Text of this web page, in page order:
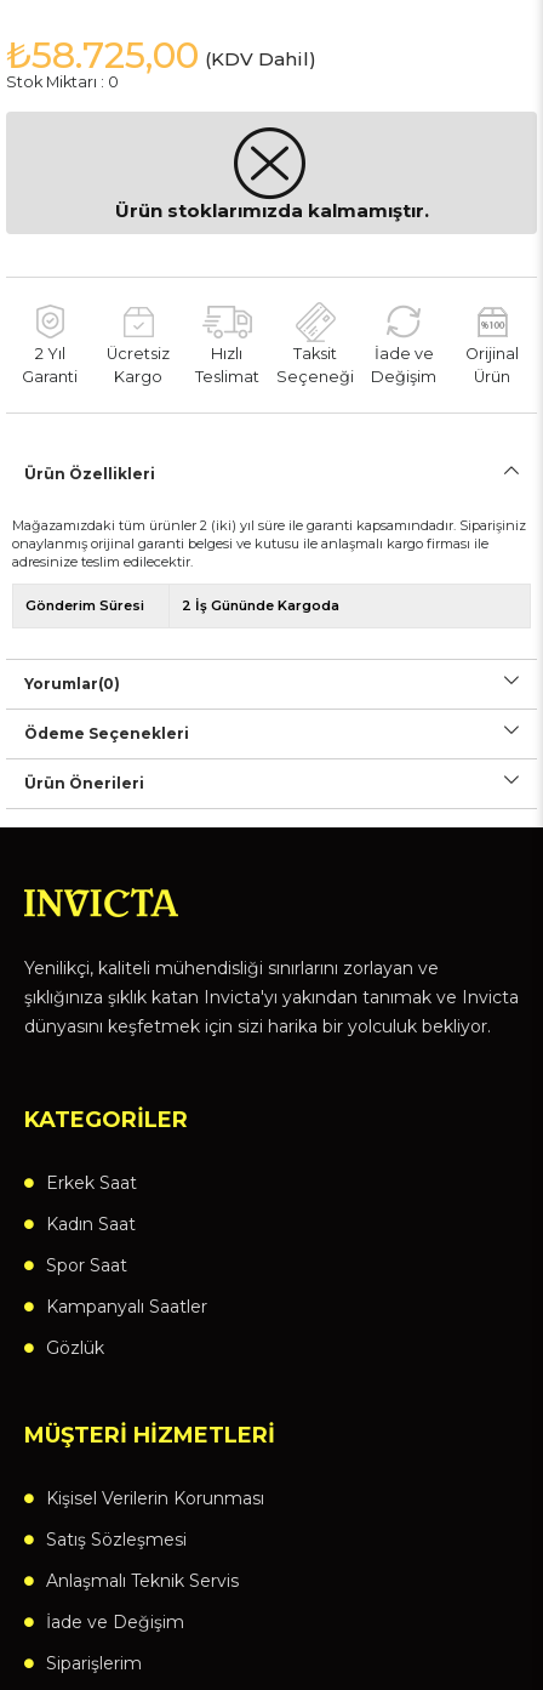
₺58.725,00 (KDV Dahil)
Stok Miktarı : 0
Ürün stoklarımızda kalmamıştır.
2 Yıl
Garanti
Ücretsiz
Kargo
Hızlı
Teslimat
Taksit
Seçeneği
İade ve
Değişim
Orijinal
Ürün
Ürün Özellikleri
Mağazamızdaki tüm ürünler 2 (iki) yıl süre ile garanti kapsamındadır. Siparişiniz
onaylanmış orijinal garanti belgesi ve kutusu ile anlaşmalı kargo firması ile
adresinize teslim edilecektir.
Gönderim Süresi 2 İş Gününde Kargoda
Yorumlar(0)
Ödeme Seçenekleri
Ürün Önerileri
Yenilikçi, kaliteli mühendisliği sınırlarını zorlayan ve
şıklığınıza şıklık katan Invicta'yı yakından tanımak ve Invicta
dünyasını keşfetmek için sizi harika bir yolculuk bekliyor.
KATEGORİLER
Erkek Saat
Kadın Saat
Spor Saat
Kampanyalı Saatler
Gözlük
MÜŞTERİ HİZMETLERİ
Kişisel Verilerin Korunması
Satış Sözleşmesi
Anlaşmalı Teknik Servis
İade ve Değişim
Siparişlerim